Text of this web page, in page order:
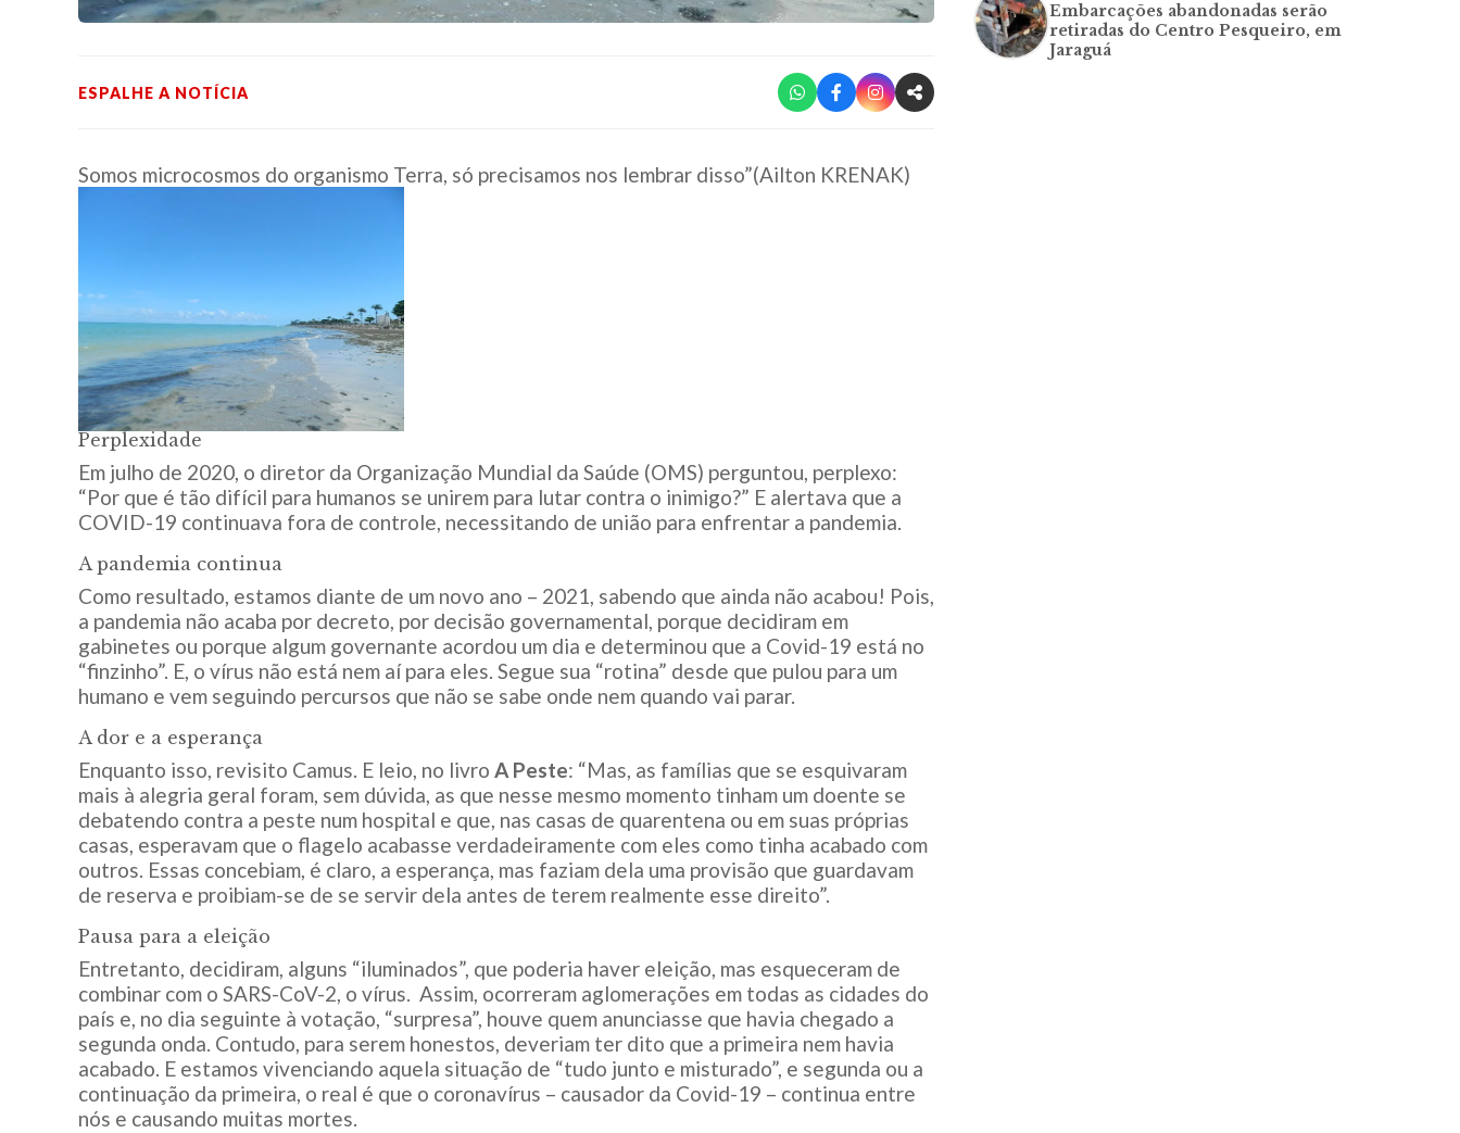
ESPALHE A NOTÍCIA
Somos microcosmos do organismo Terra, só precisamos nos lembrar disso”(Ailton KRENAK)
Perplexidade
Em julho de 2020, o diretor da Organização Mundial da Saúde (OMS) perguntou, perplexo:
“Por que é tão difícil para humanos se unirem para lutar contra o inimigo?” E alertava que a
COVID-19 continuava fora de controle, necessitando de união para enfrentar a pandemia.
A pandemia continua
Como resultado, estamos diante de um novo ano – 2021, sabendo que ainda não acabou! Pois,
a pandemia não acaba por decreto, por decisão governamental, porque decidiram em
gabinetes ou porque algum governante acordou um dia e determinou que a Covid-19 está no
“finzinho”. E, o vírus não está nem aí para eles. Segue sua “rotina” desde que pulou para um
humano e vem seguindo percursos que não se sabe onde nem quando vai parar.
A dor e a esperança
Enquanto isso, revisito Camus. E leio, no livro A Peste: “Mas, as famílias que se esquivaram
mais à alegria geral foram, sem dúvida, as que nesse mesmo momento tinham um doente se
debatendo contra a peste num hospital e que, nas casas de quarentena ou em suas próprias
casas, esperavam que o flagelo acabasse verdadeiramente com eles como tinha acabado com
outros. Essas concebiam, é claro, a esperança, mas faziam dela uma provisão que guardavam
de reserva e proibiam-se de se servir dela antes de terem realmente esse direito”.
Pausa para a eleição
Entretanto, decidiram, alguns “iluminados”, que poderia haver eleição, mas esqueceram de
combinar com o SARS-CoV-2, o vírus. Assim, ocorreram aglomerações em todas as cidades do
país e, no dia seguinte à votação, “surpresa”, houve quem anunciasse que havia chegado a
segunda onda. Contudo, para serem honestos, deveriam ter dito que a primeira nem havia
acabado. E estamos vivenciando aquela situação de “tudo junto e misturado”, e segunda ou a
continuação da primeira, o real é que o coronavírus – causador da Covid-19 – continua entre
nós e causando muitas mortes.
Embarcações abandonadas serão
retiradas do Centro Pesqueiro, em
Jaraguá